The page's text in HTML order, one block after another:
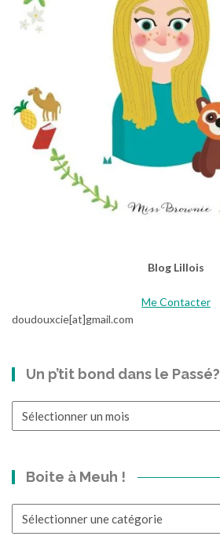
Blog Lillois
Me Contacter
doudouxcie[at]gmail.com
Un p’tit bond dans le Passé?
Boite à Meuh !